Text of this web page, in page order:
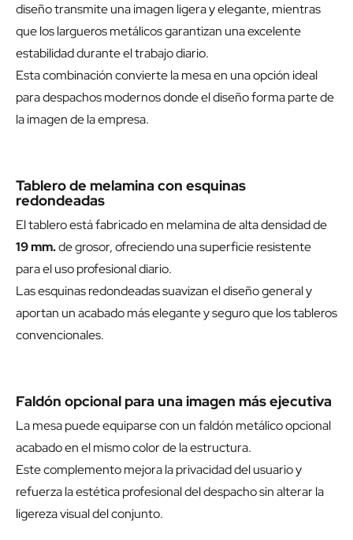
diseño transmite una imagen ligera y elegante, mientras
que los largueros metálicos garantizan una excelente
estabilidad durante el trabajo diario.
Esta combinación convierte la mesa en una opción ideal
para despachos modernos donde el diseño forma parte de
la imagen de la empresa.
Tablero de melamina con esquinas
redondeadas
El tablero está fabricado en melamina de alta densidad de
19 mm.de grosor, ofreciendo una superficie resistente
para el uso profesional diario.
Las esquinas redondeadas suavizan el diseño general y
aportan un acabado más elegante y seguro que los tableros
convencionales.
Faldón opcional para una imagen más ejecutiva
La mesa puede equiparse con un faldón metálico opcional
acabado en el mismo color de la estructura.
Este complemento mejora la privacidad del usuario y
refuerza la estética profesional del despacho sin alterar la
ligereza visual del conjunto.